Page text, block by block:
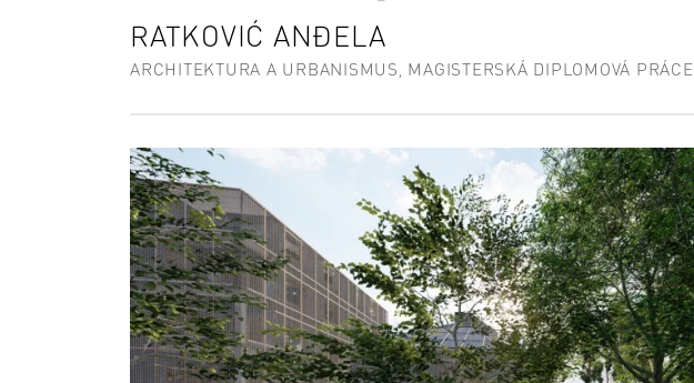
RATKOVIĆ ANĐELA
ARCHITEKTURA A URBANISMUS, MAGISTERSKÁ DIPLOMOVÁ PRÁCE